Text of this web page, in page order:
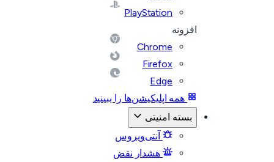
PlayStation
افزونه
Chrome
Firefox
Edge
همه اپلیکیشن‌ها را ببینید
بسته امنیتی
آنتی‌ویروس
هشدار نقض